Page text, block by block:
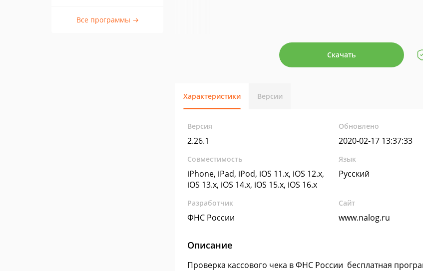
Все программы →
Скачать
Характеристики Версии
Версия
2.26.1
Обновлено
2020-02-17 13:37:33
Совместимость
iPhone, iPad, iPod, iOS 11.x, iOS 12.x,
iOS 13.x, iOS 14.x, iOS 15.x, iOS 16.x
Язык
Русский
Разработчик
ФНС России
Сайт
www.nalog.ru
Описание
Проверка кассового чека в ФНС России бесплатная